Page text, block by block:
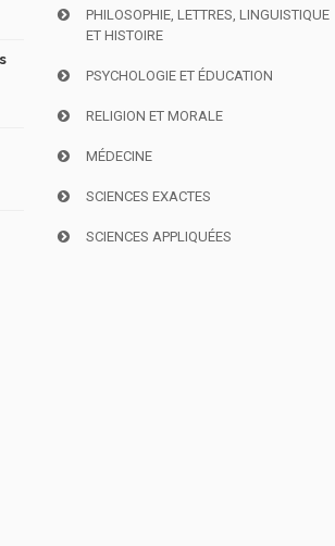
PHILOSOPHIE, LETTRES, LINGUISTIQUE
ET HISTOIRE
PSYCHOLOGIE ET ÉDUCATION
RELIGION ET MORALE
MÉDECINE
SCIENCES EXACTES
SCIENCES APPLIQUÉES